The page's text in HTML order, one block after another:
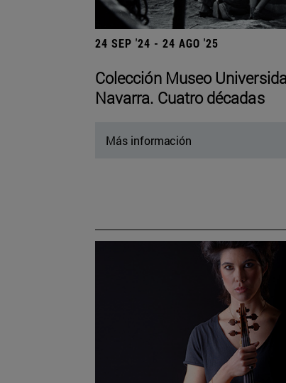
24 SEP '24 - 24 AGO '25
Colección Museo
Navarra. Cuatro décadas
Más información